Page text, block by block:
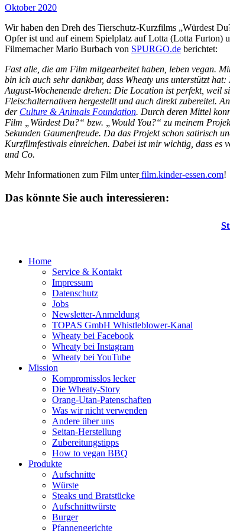
Oktober 2020
Wir haben den Dreh des Tierschutz-Kurzfilms „Würdest
Opfer ist und auf einem Spielplatz auf Lotta (Lotta Furton)
Filmemacher Mario Burbach von SPURGO.de berichtet:
Fast alle, die am Film mitgearbeitet haben, leben vegan.
bin ich auch sehr dankbar, dass Wheaty uns unterstützt
August-Wochenende drehen: Die Location ist perfekt, weil
Fleischalternativen hergestellt und auch direkt zubereitet.
der Culture & Animals Foundation. Durch deren Mittel
Film „Würdest Du?“ bzw. „Would You?“ zu meinem
Sekunden Gaumenfreude. Da das Projekt schon satirisch
Kurzfilmfestivals einreichen. Dabei ist mir wichtig, dass es
und Co.
Mehr Informationen zum Film unterfilm.kinder-essen.com!
Das könnte Sie auch interessieren:
Home
Service & Kontakt
Impressum
Datenschutz
Jobs
Newsletter-Anmeldung
TOPAS GmbH Whistleblower-Kanal
Wheaty bei Facebook
Wheaty bei Instagram
Wheaty bei YouTube
Mission
Kompromisslos lecker
Die Wheaty-Story
Orang-Utan-Patenschaften
Was wir nicht verwenden
Andere über uns
Seitan-Herstellung
Zubereitungstipps
How to vegan BBQ
Produkte
Aufschnitte
Würste
Steaks und Bratstücke
Aufschnittwürste
Burger
Pfannengerichte